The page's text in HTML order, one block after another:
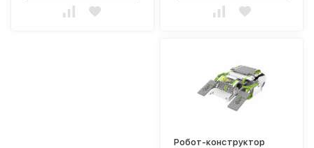
Робот-конструктор